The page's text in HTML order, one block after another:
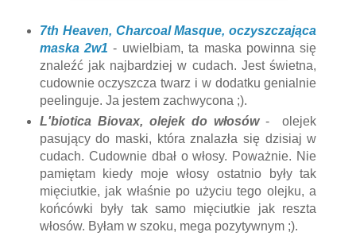
7th Heaven, Charcoal Masque, oczyszczająca
maska 2w1 - uwielbiam, ta maska powinna się
znaleźć jak najbardziej w cudach. Jest świetna,
cudownie oczyszcza twarz i w dodatku genialnie
peelinguje. Ja jestem zachwycona ;).
L'biotica Biovax, olejek do włosów- olejek
pasujący do maski, która znalazła się dzisiaj w
cudach. Cudownie dbał o włosy. Poważnie. Nie
pamiętam kiedy moje włosy ostatnio były tak
mięciutkie, jak właśnie po użyciu tego olejku, a
końcówki były tak samo mięciutkie jak reszta
włosów. Byłam w szoku, mega pozytywnym ;).